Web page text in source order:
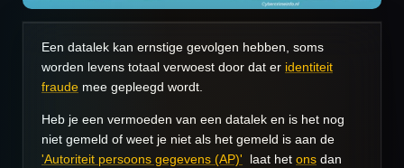
Een datalek kan ernstige gevolgen hebben, soms
worden levens totaal verwoest door dat er identiteit
fraude mee gepleegd wordt.
Heb je een vermoeden van een datalek en is het nog
niet gemeld of weet je niet als het gemeld is aan de
'Autoriteit persoons gegevens (AP)' laat het ons dan